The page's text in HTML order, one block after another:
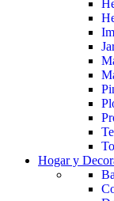
Hogar y